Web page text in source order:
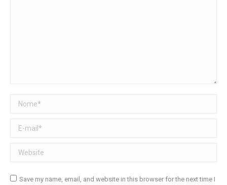
Nome *
E-mail *
Website
Save my name, email, and website in this browser for the next time I